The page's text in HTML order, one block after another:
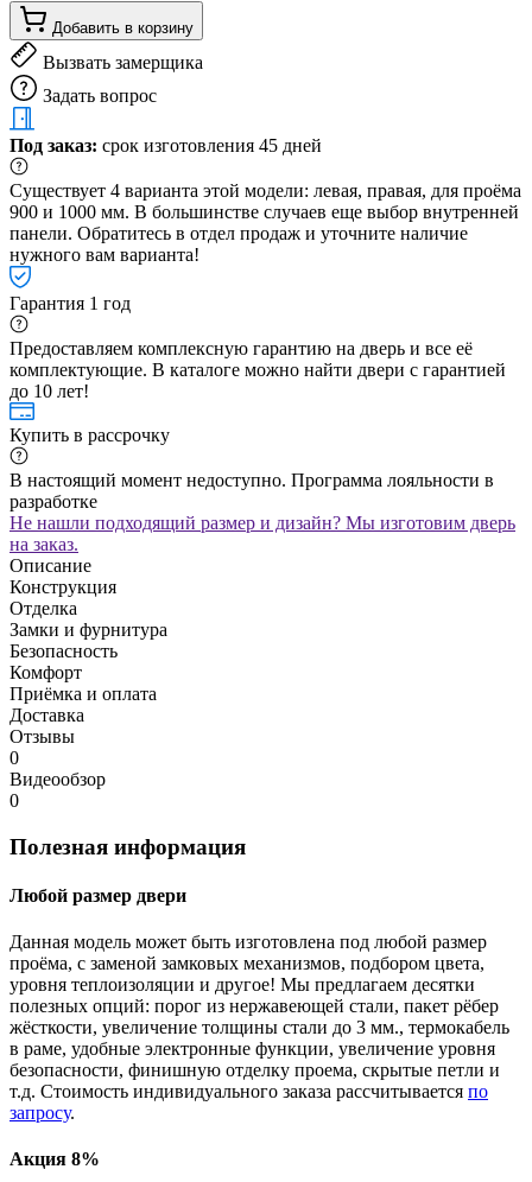
Добавить в корзину
Вызвать замерщика
Задать вопрос
Под заказ: срок изготовления 45 дней
Существует 4 варианта этой модели: левая, правая, для проёма
900 и 1000 мм. В большинстве случаев еще выбор внутренней
панели. Обратитесь в отдел продаж и уточните наличие
нужного вам варианта!
Гарантия 1 год
Предоставляем комплексную гарантию на дверь и все её
комплектующие. В каталоге можно найти двери с гарантией
до 10 лет!
Купить в рассрочку
В настоящий момент недоступно. Программа лояльности в
разработке
Не нашли подходящий размер и дизайн? Мы изготовим дверь
на заказ.
Описание
Конструкция
Отделка
Замки и фурнитура
Безопасность
Комфорт
Приёмка и оплата
Доставка
Отзывы
0
Видеообзор
0
Полезная информация
Любой размер двери
Данная модель может быть изготовлена под любой размер
проёма, с заменой замковых механизмов, подбором цвета,
уровня теплоизоляции и другое! Мы предлагаем десятки
полезных опций: порог из нержавеющей стали, пакет рёбер
жёсткости, увеличение толщины стали до 3 мм., термокабель
в раме, удобные электронные функции, увеличение уровня
безопасности, финишную отделку проема, скрытые петли и
т.д. Стоимость индивидуального заказа рассчитывается по
запросу.
Акция 8%